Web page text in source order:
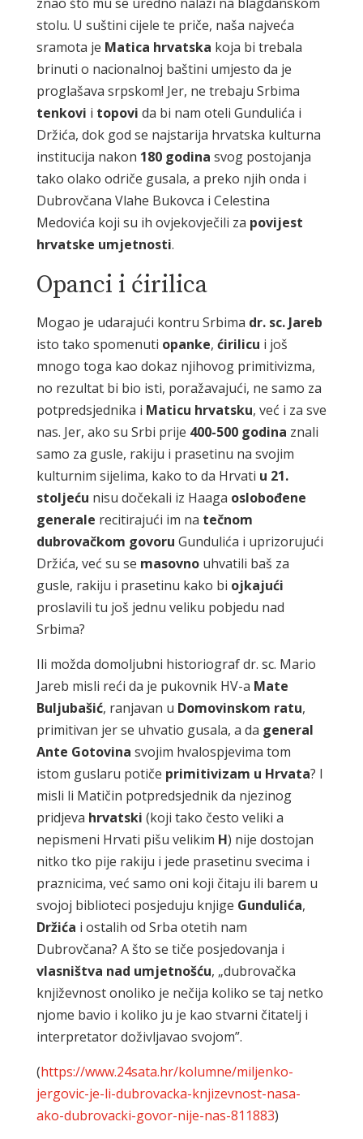
stolu. U suštini cijele te priče, naša najveća
sramota je Matica hrvatska koja bi trebala
brinuti o nacionalnoj baštini umjesto da je
proglašava srpskom! Jer, ne trebaju Srbima
tenkovi i topovi da bi nam oteli Gundulića i
Držića, dok god se najstarija hrvatska kulturna
institucija nakon 180 godina svog postojanja
tako olako odriče gusala, a preko njih onda i
Dubrovčana Vlahe Bukovca i Celestina
Medovića koji su ih ovjekovječili za povijest
hrvatske umjetnosti.
Opanci i ćirilica
Mogao je udarajući kontru Srbima dr. sc. Jareb
isto tako spomenuti opanke, ćirilicu i još
mnogo toga kao dokaz njihovog primitivizma,
no rezultat bi bio isti, poražavajući, ne samo za
potpredsjednika i Maticu hrvatsku, već i za sve
nas. Jer, ako su Srbi prije 400-500 godina znali
samo za gusle, rakiju i prasetinu na svojim
kulturnim sijelima, kako to da Hrvati u 21.
stoljeću nisu dočekali iz Haaga oslobođene
generale recitirajući im na tečnom
dubrovačkom govoru Gundulića i uprizorujući
Držića, već su se masovnouhvatili baš za
gusle, rakiju i prasetinu kako bi ojkajući
proslavili tu još jednu veliku pobjedu nad
Srbima?
Ili možda domoljubni historiograf dr. sc. Mario
Jareb misli reći da je pukovnik HV-a Mate
Buljubašić, ranjavan u Domovinskom ratu,
primitivan jer se uhvatio gusala, a da general
Ante Gotovina svojim hvalospjevima tom
istom guslaru potiče primitivizam u Hrvata? I
misli li Matičin potpredsjednik da njezinog
pridjeva hrvatski (koji tako često veliki a
nepismeni Hrvati pišu velikim H) nije dostojan
nitko tko pije rakiju i jede prasetinu svecima i
praznicima, već samo oni koji čitaju ili barem u
svojoj biblioteci posjeduju knjige Gundulića,
Držića i ostalih od Srba otetih nam
Dubrovčana? A što se tiče posjedovanja i
vlasništva nad umjetnošću, „dubrovačka
književnost onoliko je nečija koliko se taj netko
njome bavio i koliko ju je kao stvarni čitatelj i
interpretator doživljavao svojom”.
(https://www.24sata.hr/kolumne/miljenko-
jergovic-je-li-dubrovacka-knjizevnost-nasa-
ako-dubrovacki-govor-nije-nas-811883)